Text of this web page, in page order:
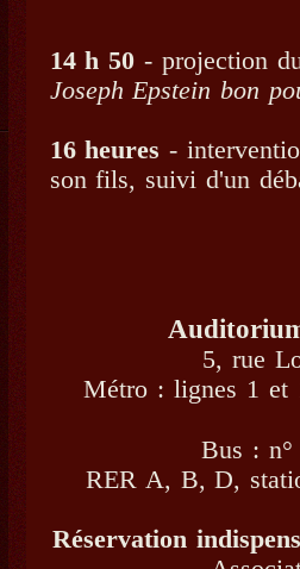
14 h 50 - projection
Joseph Epstein bon
16 heures -
son fils, suivi d'un
5, rue
Métro : lignes 1 et
Bus :
RER A, B, D,
Réservation